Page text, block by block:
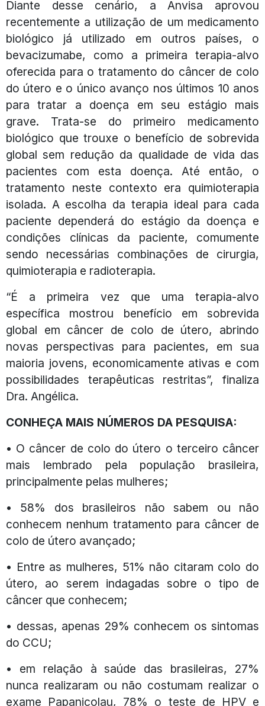
Diante desse cenário, a Anvisa aprovou
recentemente a utilização de um medicamento
biológico já utilizado em outros países, o
bevacizumabe, como a primeira terapia-alvo
oferecida para o tratamento do câncer de colo
do útero e o único avanço nos últimos 10 anos
para tratar a doença em seu estágio mais
grave. Trata-se do primeiro medicamento
biológico que trouxe o benefício de sobrevida
global sem redução da qualidade de vida das
pacientes com esta doença. Até então, o
tratamento neste contexto era quimioterapia
isolada. A escolha da terapia ideal para cada
paciente dependerá do estágio da doença e
condições clínicas da paciente, comumente
sendo necessárias combinações de cirurgia,
quimioterapia e radioterapia.
“É a primeira vez que uma terapia-alvo
específica mostrou benefício em sobrevida
global em câncer de colo de útero, abrindo
novas perspectivas para pacientes, em sua
maioria jovens, economicamente ativas e com
possibilidades terapêuticas restritas”, finaliza
Dra. Angélica.
CONHEÇA MAIS NÚMEROS DA PESQUISA:
• O câncer de colo do útero o terceiro câncer
mais lembrado pela população brasileira,
principalmente pelas mulheres;
• 58% dos brasileiros não sabem ou não
conhecem nenhum tratamento para câncer de
colo de útero avançado;
• Entre as mulheres, 51% não citaram colo do
útero, ao serem indagadas sobre o tipo de
câncer que conhecem;
• dessas, apenas 29% conhecem os sintomas
do CCU;
• em relação à saúde das brasileiras, 27%
nunca realizaram ou não costumam realizar o
exame Papanicolau, 78% o teste de HPV e